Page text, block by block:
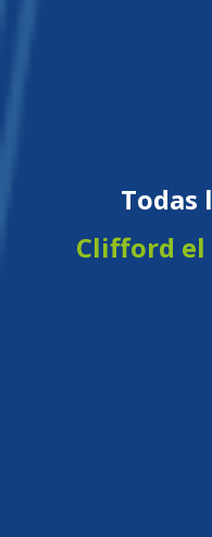
Todas
Clifford